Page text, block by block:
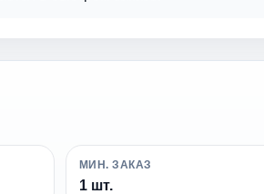
МИН. ЗАКАЗ
1 шт.